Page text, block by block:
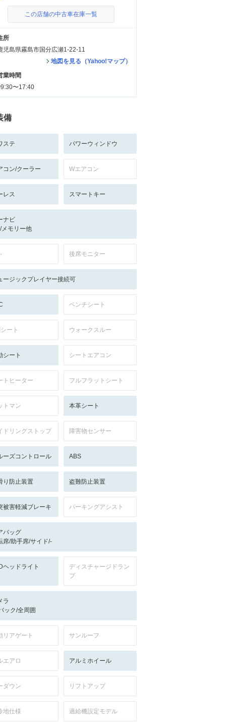
この店舗の中古車在庫一覧
所
児島県霧島市国分広瀬1-22-11
地図を見る（Yahoo!マップ）
業時間
〜17:40
備
ステ パワーウィンドウ
コン/クーラー Wエアコン
レス スマートキー
ナビ
メモリー他
後席モニター
ージックプレイヤー接続可
ベンチシート
ート ウォークスルー
シート シートエアコン
トヒーター フルフラットシート
トマン 本革シート
ドリングストップ 障害物センサー
ーズコントロール ABS
り防止装置 盗難防止装置
被害軽減ブレーキ パーキングアシスト
バッグ
席/助手席/サイド/-
ヘッドライト
ディスチャージドラン
プ
ラ
ック/全周囲
リアゲート サンルーフ
エアロ アルミホイール
ダウン リフトアップ
地仕様 過給機設定モデル